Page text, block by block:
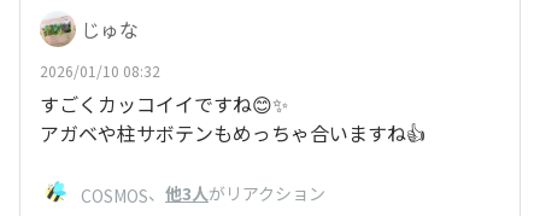
じゅな
2026/01/10 08:32
すごくカッコイイですね😊✨
アガベや柱サボテンもめっちゃ合いますね👍
COSMOS、 他3人がリアクション